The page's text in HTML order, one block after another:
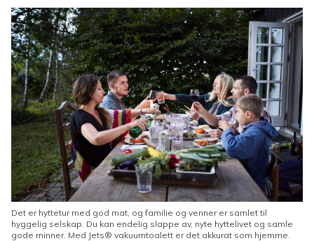
Det er hyttetur med god mat, og familie og venner er samlet til
hyggelig selskap. Du kan endelig slappe av, nyte hyttelivet og samle
gode minner. Med Jets® vakuumtoalett er det akkurat som hjemme.